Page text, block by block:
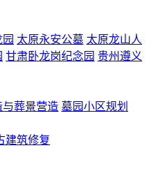
太原永安公墓 太原龙山人
甘肃卧龙岗纪念园 贵州遵义
葬景营造 墓园小区规划
建筑修复